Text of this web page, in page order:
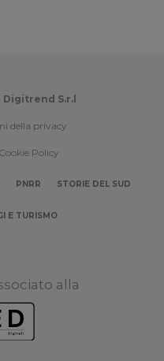
Digitrend S.r.l .
della privacy
Cookie Policy
PNRR STORIE DEL SUD
E TURISMO
alla